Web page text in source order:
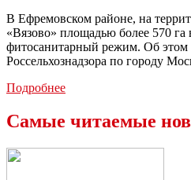
В Ефремовском районе, на
«Вязово» площадью более 570
фитосанитарный режим. Об этом
Россельхознадзора по городу
ПодробнееВ
ввели
Самые читаемые